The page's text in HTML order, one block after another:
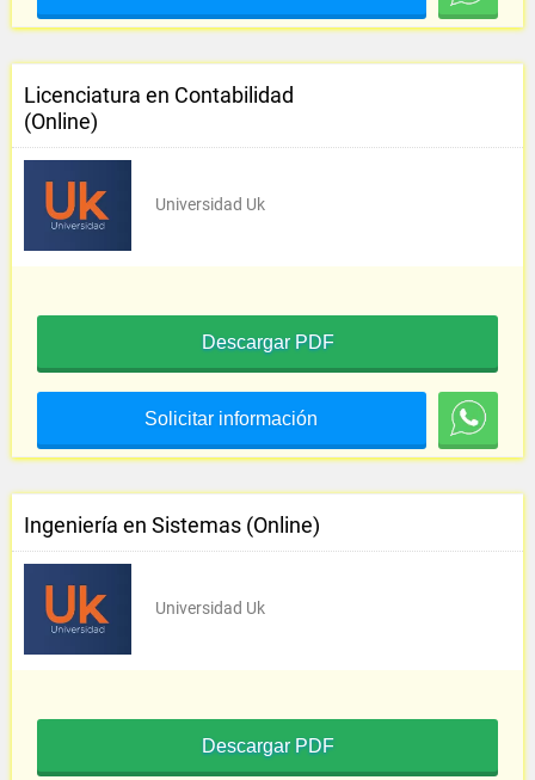
Licenciatura en Contabilidad
(Online)
Universidad Uk
Descargar PDF
Solicitar información
Ingeniería en Sistemas (Online)
Universidad Uk
Descargar PDF